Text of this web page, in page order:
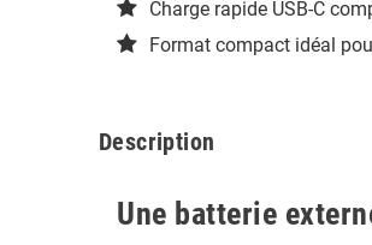
Charge rapide USB-C
Format compact idéal
Description
Une batterie